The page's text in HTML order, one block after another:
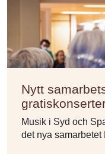
Nytt
Musik i Syd och
det nya samarbetet